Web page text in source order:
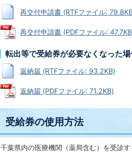
再交付申請書 (RTFファイル:
再交付申請書 (PDFファイル:
転出等で受給券が必要なくなった
返納届 (RTFファイル: 93.2KB)
返納届 (PDFファイル: 71.2KB)
受給券の使用方法
千葉県内の医療機関（薬局含む）を受診